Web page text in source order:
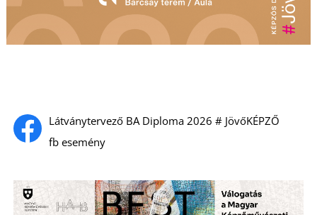
Látványtervező BA Diploma 2026 # JövőKÉPZŐ
fb esemény